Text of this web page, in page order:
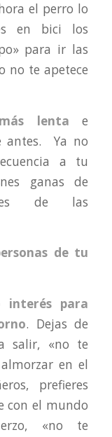
el perro lo
en bici los
para ir las
no te apetece
lenta e
antes. Ya no
a tu
ganas de
de las
de tu
interés para
. Dejas de
salir, «no te
en el
prefieres
con el mundo
«no te